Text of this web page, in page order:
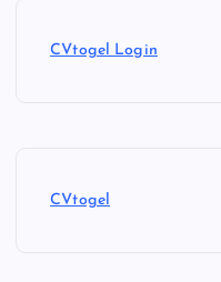
CVtogel Login
CVtogel